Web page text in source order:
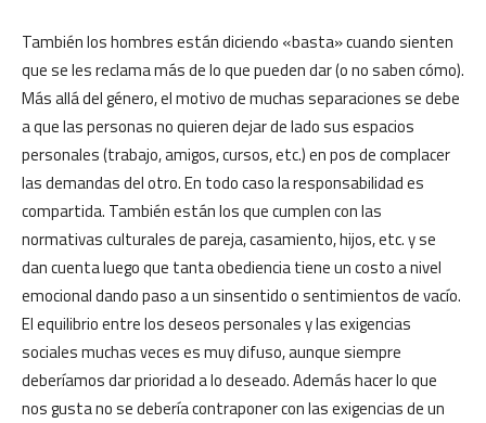
También los hombres están diciendo «basta» cuando sienten
que se les reclama más de lo que pueden dar (o no saben cómo).
Más allá del género, el motivo de muchas separaciones se debe
a que las personas no quieren dejar de lado sus espacios
personales (trabajo, amigos, cursos, etc.) en pos de complacer
las demandas del otro. En todo caso la responsabilidad es
compartida. También están los que cumplen con las
normativas culturales de pareja, casamiento, hijos, etc. y se
dan cuenta luego que tanta obediencia tiene un costo a nivel
emocional dando paso a un sinsentido o sentimientos de vacío.
El equilibrio entre los deseos personales y las exigencias
sociales muchas veces es muy difuso, aunque siempre
deberíamos dar prioridad a lo deseado. Además hacer lo que
nos gusta no se debería contraponer con las exigencias de un